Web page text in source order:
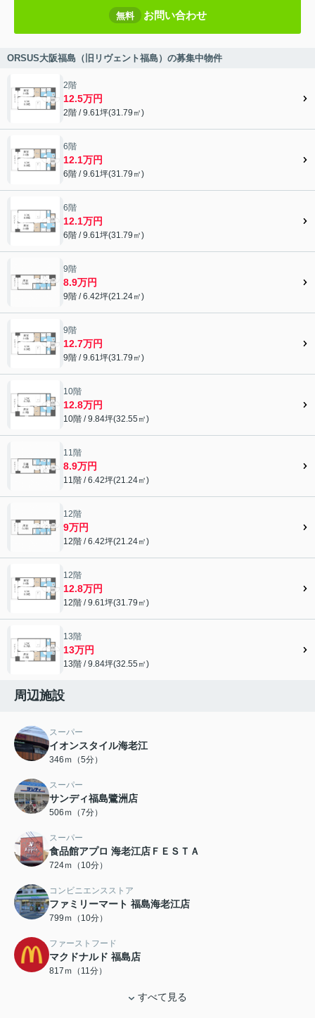
無料 お問い合わせ
ORSUS大阪福島（旧リヴェント福島）の募集中物件
2階
12.5万円
2階 / 9.61坪(31.79㎡)
6階
12.1万円
6階 / 9.61坪(31.79㎡)
6階
12.1万円
6階 / 9.61坪(31.79㎡)
9階
8.9万円
9階 / 6.42坪(21.24㎡)
9階
12.7万円
9階 / 9.61坪(31.79㎡)
10階
12.8万円
10階 / 9.84坪(32.55㎡)
11階
8.9万円
11階 / 6.42坪(21.24㎡)
12階
9万円
12階 / 6.42坪(21.24㎡)
12階
12.8万円
12階 / 9.61坪(31.79㎡)
13階
13万円
13階 / 9.84坪(32.55㎡)
周辺施設
スーパー
イオンスタイル海老江
346ｍ（5分）
スーパー
サンディ福島鷺洲店
506ｍ（7分）
スーパー
食品館アプロ 海老江店ＦＥＳＴＡ
724ｍ（10分）
コンビニエンスストア
ファミリーマート 福島海老江店
799ｍ（10分）
ファーストフード
マクドナルド 福島店
817ｍ（11分）
すべて見る